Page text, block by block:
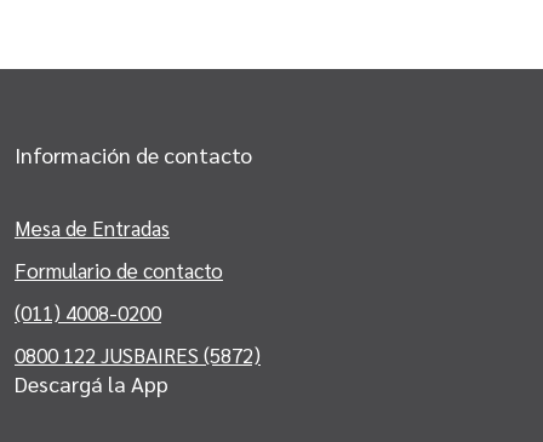
Información de contacto
Mesa de Entradas
Formulario de contacto
(011) 4008-0200
0800 122 JUSBAIRES (5872)
Descargá la App